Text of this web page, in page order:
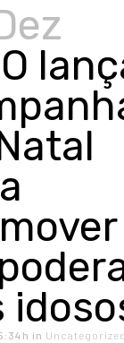
in Uncategorized